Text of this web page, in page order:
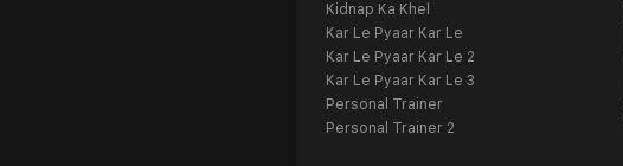
Kidnap Ka Khel
Kar Le Pyaar Kar Le
Kar Le Pyaar Kar Le 2
Kar Le Pyaar Kar Le 3
Personal Trainer
Personal Trainer 2